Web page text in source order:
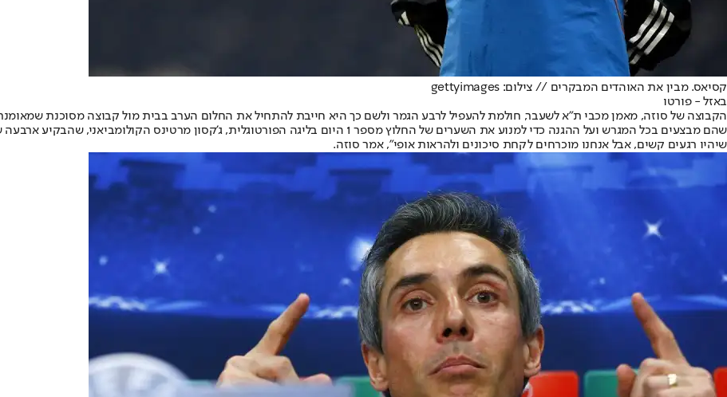
קסיאס. מבין את האוהדים המבקרים // צילום: gettyimages
באזל - פורטו
הקבוצה של סוזה, מאמן מכבי ת"א לשעבר, חולמת להעפיל לרבע הגמר ולשם כך היא חייבת להתחיל את החלום הערב בבית מול קבוצה מסוכנת שמאומנת
שהם מבצעים בכל המגרש ועל ההגנה כדי למנוע את השערים של החלוץ מספר 1 היום בליגה הפורטוגלית,
שיהיו רגעים קשים, אבל אנחנו מוכרחים לקחת סיכונים ולהראות אופי", אמר סוזה.